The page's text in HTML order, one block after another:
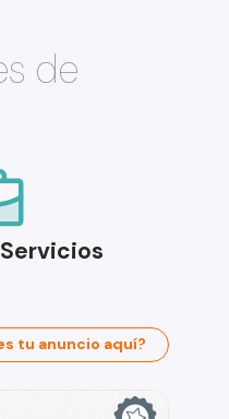
de
tu anuncio aquí?